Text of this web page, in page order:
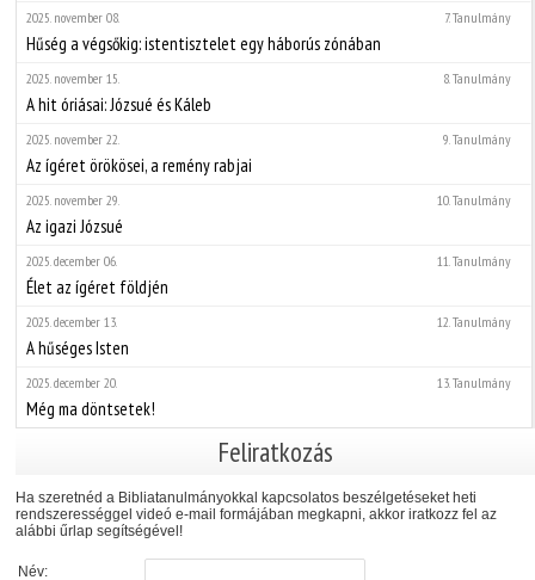
7. Tanulmány
2025. november 08.
Hűség a végsőkig: istentisztelet egy háborús zónában
8. Tanulmány
2025. november 15.
A hit óriásai: Józsué és Káleb
9. Tanulmány
2025. november 22.
Az ígéret örökösei, a remény rabjai
10. Tanulmány
2025. november 29.
Az igazi Józsué
11. Tanulmány
2025. december 06.
Élet az ígéret földjén
12. Tanulmány
2025. december 13.
A hűséges Isten
13. Tanulmány
2025. december 20.
Még ma döntsetek!
Feliratkozás
Ha szeretnéd a Bibliatanulmányokkal kapcsolatos beszélgetéseket heti
rendszerességgel videó e-mail formájában megkapni, akkor iratkozz fel az
alábbi űrlap segítségével!
Név: